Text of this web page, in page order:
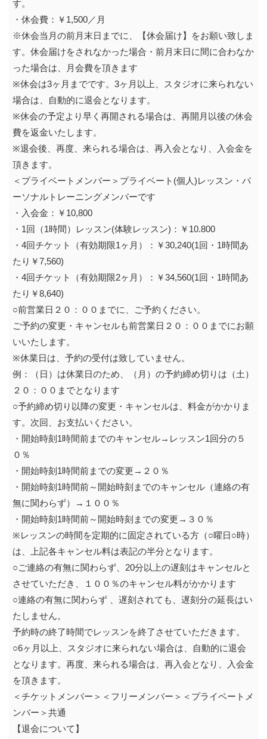
す。
・休会費：￥1,500／月
※休会当月の前月末日までに、【休会届け】をお願い致しま
す。休会届けをされなかった場合・前月末日に間に合わなか
った場合は、月会費を頂きます
※休会は3ヶ月までです。3ヶ月以上、スタジオに来られない
場合は、自動的に退会となります。
※休会の予定より早く再開される場合は、再開月以後の休会
費を返金いたします。
※退会後、再度、来られる場合は、再入会となり、入会金を
頂きます。
＜プライベートメンバー＞プライベート(個人)レッスン・パ
ーソナルトレーニングメンバーです
・入会金：￥10,800
・1回（1時間）レッスン(体験レッスン)：￥10.800
・4回チケット（有効期限1ヶ月）：￥30,240(1回・1時間あ
たり￥7,560)
・4回チケット（有効期限2ヶ月）：￥34,560(1回・1時間あ
たり￥8,640)
○前営業日２０：００までに、ご予約ください。
ご予約の変更・キャンセルも前営業日２０：００までにお願
いいたします。
※休業日は、予約の受付は致していません。
例：（日）は休業日のため、（月）の予約締め切りは（土）
２０：００までとなります
○予約締め切り以降の変更・キャンセルは、料金がかかりま
す。次回、お支払いください。
・開始時刻1時間前までのキャンセル→レッスン1回分の５
０％
・開始時刻1時間前までの変更→２０％
・開始時刻1時間前～開始時刻までのキャンセル（連絡の有
無に関わらず）→１００％
・開始時刻1時間前～開始時刻までの変更→３０％
※レッスンの時間を定期的に固定されている方（○曜日○時）
は、上記各キャンセル料は表記の半分となります。
○ご連絡の有無に関わらず、20分以上の遅刻はキャンセルと
させていただき、１００％のキャンセル料がかかります
○連絡の有無に関わらず 、遅刻されても、遅刻分の延長はい
たしません。
予約時の終了時間でレッスンを終了させていただきます。
○6ヶ月以上、スタジオに来られない場合は、自動的に退会
となります。再度、来られる場合は、再入会となり、入会金
を頂きます。
＜チケットメンバー＞＜フリーメンバー＞＜プライベートメ
ンバー＞共通
【退会について】